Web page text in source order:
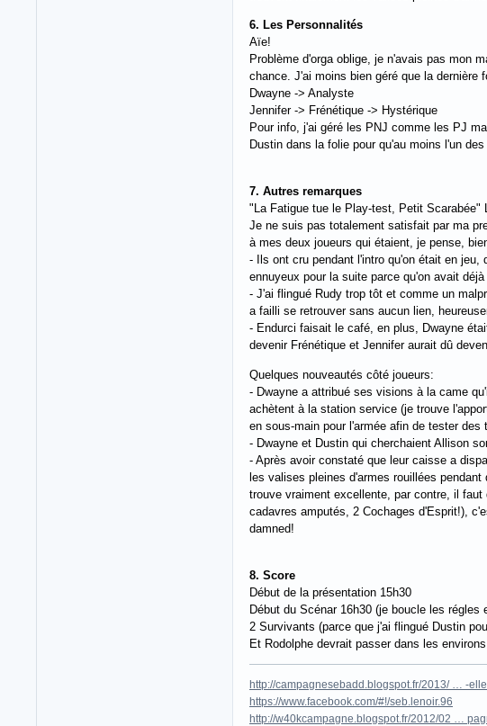
6. Les Personnalités
Aïe!
Problème d'orga oblige, je n'avais pas mon
chance. J'ai moins bien géré que la
Dwayne -> Analyste
Jennifer -> Frénétique -> Hystérique
Pour info, j'ai géré les PNJ comme les PJ
Dustin dans la folie pour qu'au moins l'un
7. Autres remarques
"La Fatigue tue le Play-test, Petit Scarabée"
Je ne suis pas totalement satisfait par ma
à mes deux joueurs qui étaient, je pense,
- Ils ont cru pendant l'intro qu'on était en jeu,
ennuyeux pour la suite parce qu'on avait
- J'ai flingué Rudy trop tôt et comme un
a failli se retrouver sans aucun lien,
- Endurci faisait le café, en plus, Dwayne
devenir Frénétique et Jennifer aurait dû
Quelques nouveautés côté joueurs:
- Dwayne a attribué ses visions à la came
achètent à la station service (je trouve
en sous-main pour l'armée afin de tester
- Dwayne et Dustin qui cherchaient Allison
- Après avoir constaté que leur caisse a
les valises pleines d'armes rouillées
trouve vraiment excellente, par contre, il
cadavres amputés, 2 Cochages d'Esprit!),
damned!
8. Score
Début de la présentation 15h30
Début du Scénar 16h30 (je boucle les
2 Survivants (parce que j'ai flingué Dustin
Et Rodolphe devrait passer dans les
http://campagnesebadd.blogspot.fr/2013/ … -
https://www.facebook.com/#!/seb.lenoir.96
http://w40kcampagne.blogspot.fr/2012/02 …